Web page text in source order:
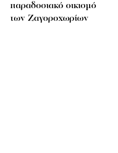
παραδοσιακό οικισμό
των Ζαγοροχωρίων